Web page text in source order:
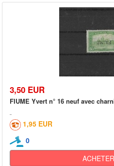
3,50 EUR
FIUME Yvert n° 16 neuf avec
1,95 EUR
0
ACHETER